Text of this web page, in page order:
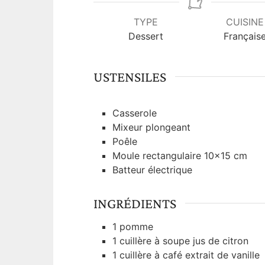
n
t
TYPE
Dessert
CUISINE
USTENSILES
Casserole
Mixeur plongeant
Poêle
Moule rectangulaire 10x15 cm
Batteur électrique
INGRÉDIENTS
1 pomme
1 cuillère à soupe jus de citron
1 cuillère à café extrait de vanille